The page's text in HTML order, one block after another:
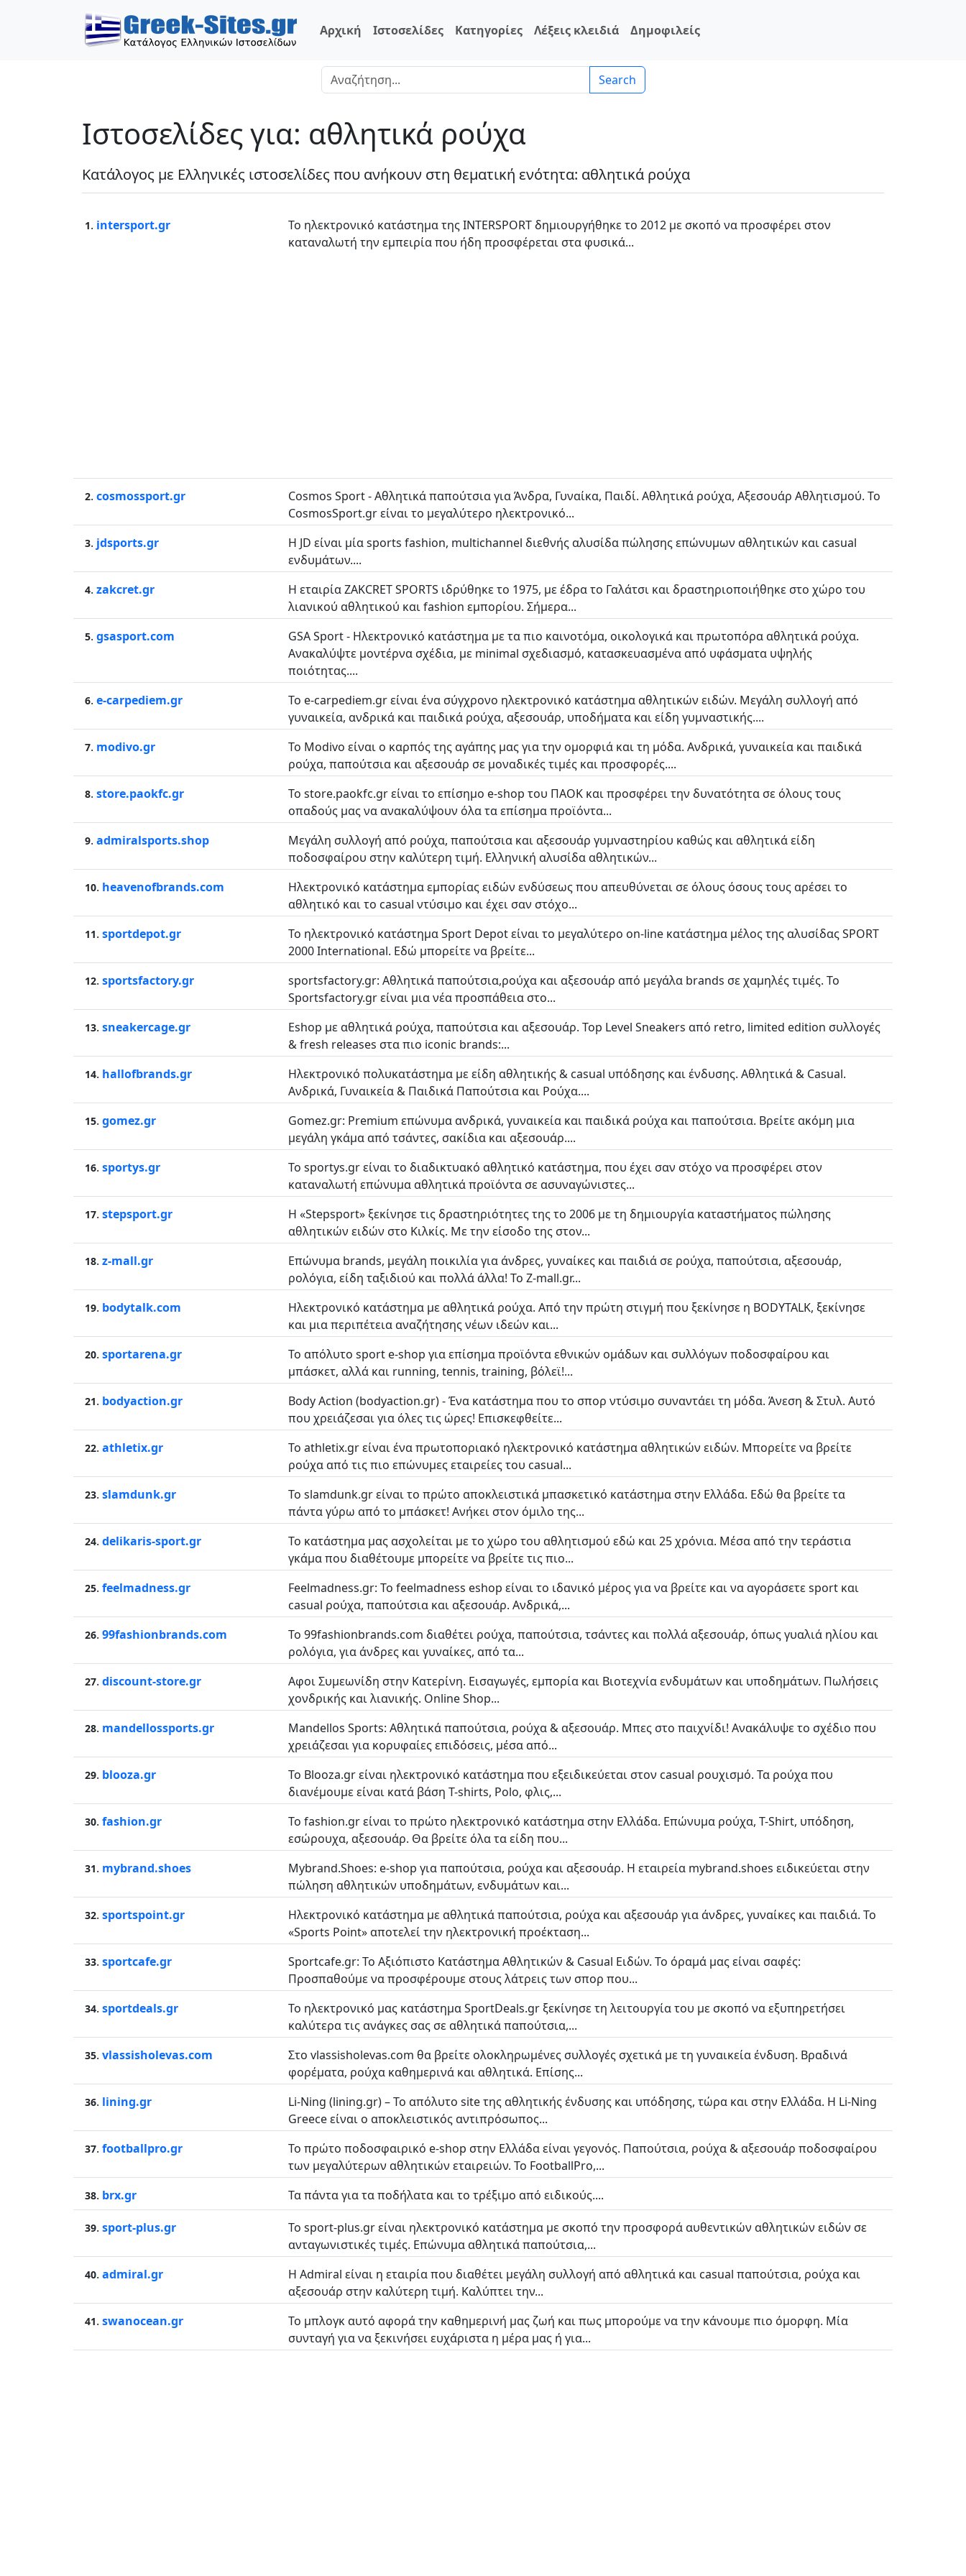
Αρχική Ιστοσελίδες Κατηγορίες Λέξεις κλειδιά Δημοφιλείς
Search
Ιστοσελίδες για: αθλητικά ρούχα
Κατάλογος με Ελληνικές ιστοσελίδες που ανήκουν στη θεματική ενότητα: αθλητικά ρούχα
1. intersport.gr
Το ηλεκτρονικό κατάστημα της INTERSPORT δημιουργήθηκε το 2012 με σκοπό να προσφέρει στον
καταναλωτή την εμπειρία που ήδη προσφέρεται στα φυσικά...
2. cosmossport.gr
Cosmos Sport - Αθλητικά παπούτσια για Άνδρα, Γυναίκα, Παιδί. Αθλητικά ρούχα, Αξεσουάρ Αθλητισμού. Το
CosmosSport.gr είναι το μεγαλύτερο ηλεκτρονικό...
3. jdsports.gr
Η JD είναι μία sports fashion, multichannel διεθνής αλυσίδα πώλησης επώνυμων αθλητικών και casual
ενδυμάτων....
4. zakcret.gr
Η εταιρία ZAKCRET SPORTS ιδρύθηκε το 1975, με έδρα το Γαλάτσι και δραστηριοποιήθηκε στο χώρο του
λιανικού αθλητικού και fashion εμπορίου. Σήμερα...
5. gsasport.com
GSA Sport - Ηλεκτρονικό κατάστημα με τα πιο καινοτόμα, οικολογικά και πρωτοπόρα αθλητικά ρούχα.
Ανακαλύψτε μοντέρνα σχέδια, με minimal σχεδιασμό, κατασκευασμένα από υφάσματα υψηλής
ποιότητας....
6. e-carpediem.gr
Το e-carpediem.gr είναι ένα σύγχρονο ηλεκτρονικό κατάστημα αθλητικών ειδών. Μεγάλη συλλογή από
γυναικεία, ανδρικά και παιδικά ρούχα, αξεσουάρ, υποδήματα και είδη γυμναστικής....
7. modivo.gr
Το Modivo είναι ο καρπός της αγάπης μας για την ομορφιά και τη μόδα. Ανδρικά, γυναικεία και παιδικά
ρούχα, παπούτσια και αξεσουάρ σε μοναδικές τιμές και προσφορές....
8. store.paokfc.gr
To store.paokfc.gr είναι το επίσημο e-shop του ΠΑΟΚ και προσφέρει την δυνατότητα σε όλους τους
οπαδούς μας να ανακαλύψουν όλα τα επίσημα προϊόντα...
9. admiralsports.shop
Μεγάλη συλλογή από ρούχα, παπούτσια και αξεσουάρ γυμναστηρίου καθώς και αθλητικά είδη
ποδοσφαίρου στην καλύτερη τιμή. Ελληνική αλυσίδα αθλητικών...
10. heavenofbrands.com
Ηλεκτρονικό κατάστημα εμπορίας ειδών ενδύσεως που απευθύνεται σε όλους όσους τους αρέσει το
αθλητικό και το casual ντύσιμο και έχει σαν στόχο...
11. sportdepot.gr
Το ηλεκτρονικό κατάστημα Sport Depot είναι το μεγαλύτερο on-line κατάστημα μέλος της αλυσίδας SPORT
2000 International. Εδώ μπορείτε να βρείτε...
12. sportsfactory.gr
sportsfactory.gr: Αθλητικά παπούτσια,ρούχα και αξεσουάρ από μεγάλα brands σε χαμηλές τιμές. Το
Sportsfactory.gr είναι μια νέα προσπάθεια στο...
13. sneakercage.gr
Eshop με αθλητικά ρούχα, παπούτσια και αξεσουάρ. Top Level Sneakers από retro, limited edition συλλογές
& fresh releases στα πιο iconic brands:...
14. hallofbrands.gr
Ηλεκτρονικό πολυκατάστημα με είδη αθλητικής & casual υπόδησης και ένδυσης. Αθλητικά & Casual.
Ανδρικά, Γυναικεία & Παιδικά Παπούτσια και Ρούχα....
15. gomez.gr
Gomez.gr: Premium επώνυμα ανδρικά, γυναικεία και παιδικά ρούχα και παπούτσια. Βρείτε ακόμη μια
μεγάλη γκάμα από τσάντες, σακίδια και αξεσουάρ....
16. sportys.gr
Το sportys.gr είναι το διαδικτυακό αθλητικό κατάστημα, που έχει σαν στόχο να προσφέρει στον
καταναλωτή επώνυμα αθλητικά προϊόντα σε ασυναγώνιστες...
17. stepsport.gr
Η «Stepsport» ξεκίνησε τις δραστηριότητες της το 2006 με τη δημιουργία καταστήματος πώλησης
αθλητικών ειδών στο Κιλκίς. Με την είσοδο της στον...
18. z-mall.gr
Επώνυμα brands, μεγάλη ποικιλία για άνδρες, γυναίκες και παιδιά σε ρούχα, παπούτσια, αξεσουάρ,
ρολόγια, είδη ταξιδιού και πολλά άλλα! To Ζ-mall.gr...
19. bodytalk.com
Ηλεκτρονικό κατάστημα με αθλητικά ρούχα. Από την πρώτη στιγμή που ξεκίνησε η BODYTALK, ξεκίνησε
και µια περιπέτεια αναζήτησης νέων ιδεών και...
20. sportarena.gr
Το απόλυτο sport e-shop για επίσημα προϊόντα εθνικών ομάδων και συλλόγων ποδοσφαίρου και
μπάσκετ, αλλά και running, tennis, training, βόλεϊ!...
21. bodyaction.gr
Body Action (bodyaction.gr) - Ένα κατάστημα που το σπορ ντύσιμο συναντάει τη μόδα. Άνεση & Στυλ. Αυτό
που χρειάζεσαι για όλες τις ώρες! Επισκεφθείτε...
22. athletix.gr
Το athletix.gr είναι ένα πρωτοποριακό ηλεκτρονικό κατάστημα αθλητικών ειδών. Μπορείτε να βρείτε
ρούχα από τις πιο επώνυμες εταιρείες του casual...
23. slamdunk.gr
Το slamdunk.gr είναι το πρώτο αποκλειστικά μπασκετικό κατάστημα στην Ελλάδα. Εδώ θα βρείτε τα
πάντα γύρω από το μπάσκετ! Ανήκει στον όμιλο της...
24. delikaris-sport.gr
Το κατάστημα μας ασχολείται με το χώρο του αθλητισμού εδώ και 25 χρόνια. Μέσα από την τεράστια
γκάμα που διαθέτουμε μπορείτε να βρείτε τις πιο...
25. feelmadness.gr
Feelmadness.gr: Το feelmadness eshop είναι το ιδανικό μέρος για να βρείτε και να αγοράσετε sport και
casual ρούχα, παπούτσια και αξεσουάρ. Ανδρικά,...
26. 99fashionbrands.com
Το 99fashionbrands.com διαθέτει ρούχα, παπούτσια, τσάντες και πολλά αξεσουάρ, όπως γυαλιά ηλίου και
ρολόγια, για άνδρες και γυναίκες, από τα...
27. discount-store.gr
Aφοι Συμεωνίδη στην Κατερίνη. Εισαγωγές, εμπορία και Βιοτεχνία ενδυμάτων και υποδημάτων. Πωλήσεις
χονδρικής και λιανικής. Online Shop...
28. mandellossports.gr
Mandellos Sports: Αθλητικά παπούτσια, ρούχα & αξεσουάρ. Μπες στο παιχνίδι! Ανακάλυψε το σχέδιο που
χρειάζεσαι για κορυφαίες επιδόσεις, μέσα από...
29. blooza.gr
Το Blooza.gr είναι ηλεκτρονικό κατάστημα που εξειδικεύεται στον casual ρουχισμό. Τα ρούχα που
διανέμουμε είναι κατά βάση T-shirts, Polo, φλις,...
30. fashion.gr
Το fashion.gr είναι το πρώτο ηλεκτρονικό κατάστημα στην Ελλάδα. Επώνυμα ρούχα, T-Shirt, υπόδηση,
εσώρουχα, αξεσουάρ. Θα βρείτε όλα τα είδη που...
31. mybrand.shoes
Mybrand.Shoes: e-shop για παπούτσια, ρούχα και αξεσουάρ. Η εταιρεία mybrand.shoes ειδικεύεται στην
πώληση αθλητικών υποδημάτων, ενδυμάτων και...
32. sportspoint.gr
Ηλεκτρονικό κατάστημα με αθλητικά παπούτσια, ρούχα και αξεσουάρ για άνδρες, γυναίκες και παιδιά. To
«Sports Point» αποτελεί την ηλεκτρονική προέκταση...
33. sportcafe.gr
Sportcafe.gr: Το Αξιόπιστο Κατάστημα Αθλητικών & Casual Ειδών. Το όραμά μας είναι σαφές:
Προσπαθούμε να προσφέρουμε στους λάτρεις των σπορ που...
34. sportdeals.gr
Το ηλεκτρονικό μας κατάστημα SportDeals.gr ξεκίνησε τη λειτουργία του με σκοπό να εξυπηρετήσει
καλύτερα τις ανάγκες σας σε αθλητικά παπούτσια,...
35. vlassisholevas.com
Στο vlassisholevas.com θα βρείτε ολοκληρωμένες συλλογές σχετικά με τη γυναικεία ένδυση. Βραδινά
φορέματα, ρούχα καθημερινά και αθλητικά. Επίσης...
36. lining.gr
Li-Ning (lining.gr) – Το απόλυτο site της αθλητικής ένδυσης και υπόδησης, τώρα και στην Ελλάδα. Η Li-Ning
Greece είναι ο αποκλειστικός αντιπρόσωπος...
37. footballpro.gr
Το πρώτο ποδοσφαιρικό e-shop στην Ελλάδα είναι γεγονός. Παπούτσια, ρούχα & αξεσουάρ ποδοσφαίρου
των μεγαλύτερων αθλητικών εταιρειών. Το FootballPro,...
38. brx.gr Τα πάντα για τα ποδήλατα και το τρέξιμο από ειδικούς....
39. sport-plus.gr
Το sport-plus.gr είναι ηλεκτρονικό κατάστημα με σκοπό την προσφορά αυθεντικών αθλητικών ειδών σε
ανταγωνιστικές τιμές. Επώνυμα αθλητικά παπούτσια,...
40. admiral.gr
Η Admiral είναι η εταιρία που διαθέτει μεγάλη συλλογή από αθλητικά και casual παπούτσια, ρούχα και
αξεσουάρ στην καλύτερη τιμή. Καλύπτει την...
41. swanocean.gr
Το μπλογκ αυτό αφορά την καθημερινή μας ζωή και πως μπορούμε να την κάνουμε πιο όμορφη. Μία
συνταγή για να ξεκινήσει ευχάριστα η μέρα μας ή για...